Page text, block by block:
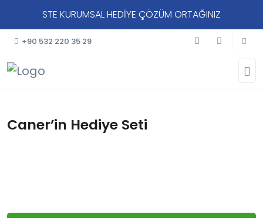
STE KURUMSAL HEDİYE ÇÖZÜM ORTAĞINIZ
+90 532 220 35 29
Caner’in Hediye Seti